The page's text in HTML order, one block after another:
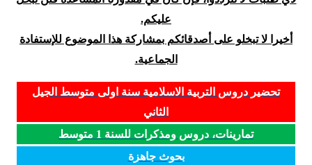
عليكم.
أخيرا لا تبخلو على أصدقائكم بمشاركة هذا الموضوع للإستفادة
الجماعية.
تحضير دروس التربية الاسلامية سنة اولى متوسط الجيل
الثاني
تمارينات، دروس ومذكرات للسنة 1 متوسط
بحوث جاهزة